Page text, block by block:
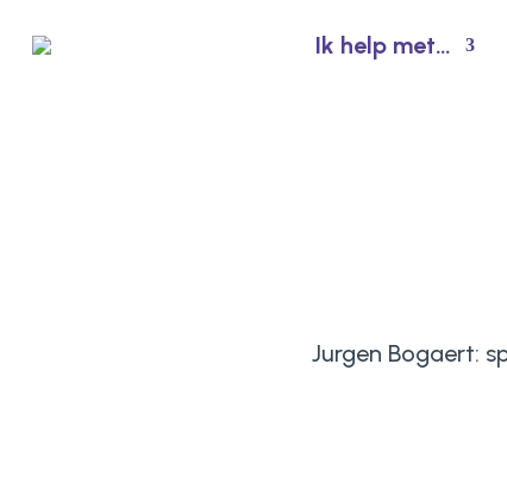
Ik help met…
Jurgen Bogaert: